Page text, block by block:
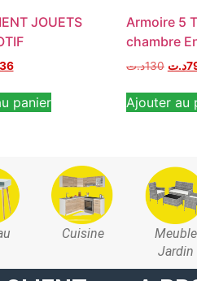
JOUETS
panier
Armoire 5
chambre
130د.ت د.ت
Ajouter au
Cuisine
Meuble
Jardin